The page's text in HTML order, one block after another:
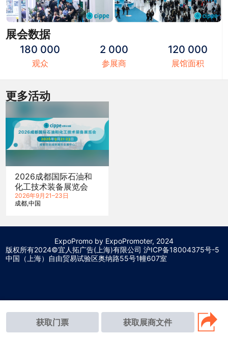
获取门票 获取展商文件
展会数据
180 000
观众
2 000
参展商
120 000
展馆面积
更多活动
2026成都国际石油和
化工技术装备展览会
2026年9月21–23日
成都 中国
ExpoPromo by ExpoPromoter, 2024
版权所有2024©宜人拓广告(上海)有限公司 沪ICP备18004375号-5
中国（上海）自由贸易试验区奥纳路55号1幢607室